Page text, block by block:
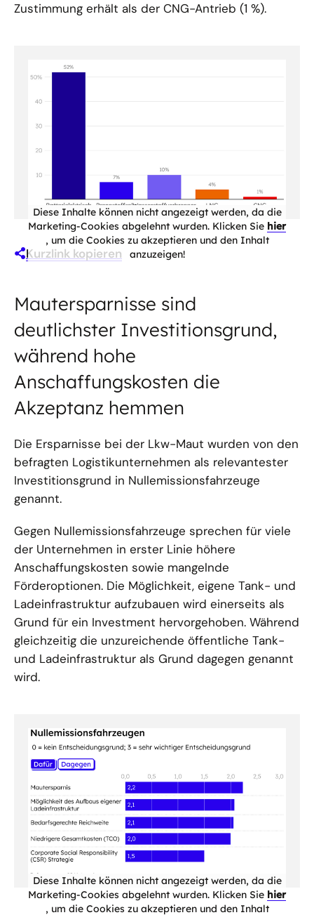
Zustimmung erhält als der CNG-Antrieb (1 %).
Diese Inhalte können nicht angezeigt werden, da die
Marketing-Cookies abgelehnt wurden. Klicken Sie hier
, um die Cookies zu akzeptieren und den Inhalt
anzuzeigen!
Kurzlink kopieren
Mautersparnisse sind
deutlichster Investitionsgrund,
während hohe
Anschaffungskosten die
Akzeptanz hemmen
Die Ersparnisse bei der Lkw-Maut wurden von den
befragten Logistikunternehmen als relevantester
Investitionsgrund in Nullemissionsfahrzeuge
genannt.
Gegen Nullemissionsfahrzeuge sprechen für viele
der Unternehmen in erster Linie höhere
Anschaffungskosten sowie mangelnde
Förderoptionen. Die Möglichkeit, eigene Tank- und
Ladeinfrastruktur aufzubauen wird einerseits als
Grund für ein Investment hervorgehoben. Während
gleichzeitig die unzureichende öffentliche Tank-
und Ladeinfrastruktur als Grund dagegen genannt
wird.
Diese Inhalte können nicht angezeigt werden, da die
Marketing-Cookies abgelehnt wurden. Klicken Sie hier
, um die Cookies zu akzeptieren und den Inhalt